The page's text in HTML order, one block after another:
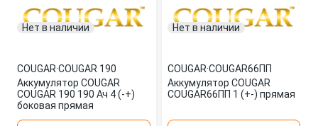
Нет в наличии
COUGAR·COUGAR 190
Аккумулятор COUGAR
COUGAR 190 190 Ач 4 (-+)
боковая прямая
Нет в наличии
COUGAR·COUGAR66ПП
Аккумулятор COUGAR
COUGAR66ПП 1 (+-) прямая